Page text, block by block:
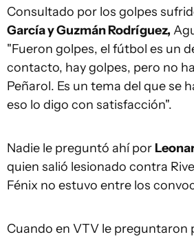
Consultado por los golpes
García y Guzmán Rodríguez,
"Fueron golpes, el fútbol es un
contacto, hay golpes, pero no
Peñarol. Es un tema del que se
eso lo digo con satisfacción".
Nadie le preguntó ahí por
quien salió lesionado contra
Fénix no estuvo entre los
Cuando en VTV le preguntaron